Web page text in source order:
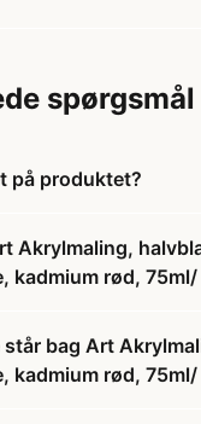
spørgsmål
på produktet?
Akrylmaling,
kadmium rød, 75ml/
bag Art
kadmium rød, 75ml/